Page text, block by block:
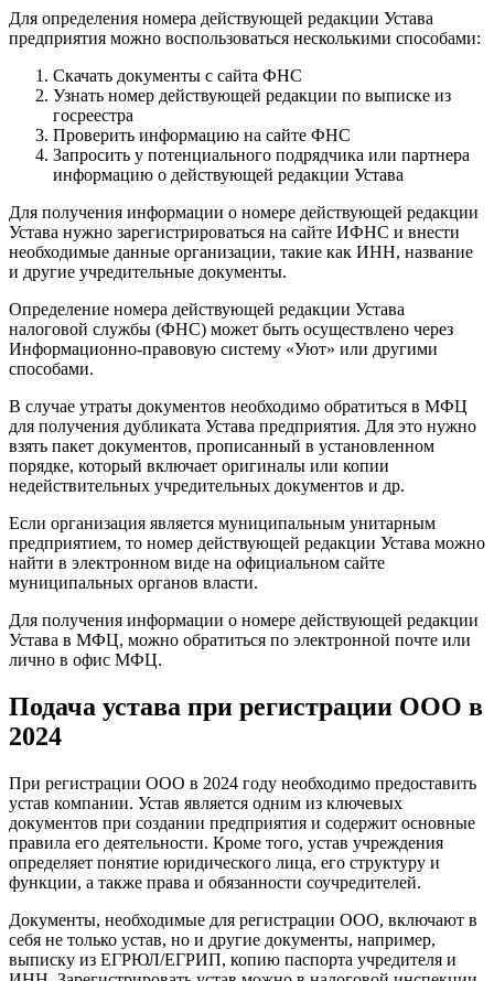
Для определения номера действующей редакции Устава
предприятия можно воспользоваться несколькими способами:
Скачать документы с сайта ФНС
Узнать номер действующей редакции по выписке из
госреестра
Проверить информацию на сайте ФНС
Запросить у потенциального подрядчика или партнера
информацию о действующей редакции Устава
Для получения информации о номере действующей редакции
Устава нужно зарегистрироваться на сайте ИФНС и внести
необходимые данные организации, такие как ИНН, название
и другие учредительные документы.
Определение номера действующей редакции Устава
налоговой службы (ФНС) может быть осуществлено через
Информационно-правовую систему «Уют» или другими
способами.
В случае утраты документов необходимо обратиться в МФЦ
для получения дубликата Устава предприятия. Для это нужно
взять пакет документов, прописанный в установленном
порядке, который включает оригиналы или копии
недействительных учредительных документов и др.
Если организация является муниципальным унитарным
предприятием, то номер действующей редакции Устава можно
найти в электронном виде на официальном сайте
муниципальных органов власти.
Для получения информации о номере действующей редакции
Устава в МФЦ, можно обратиться по электронной почте или
лично в офис МФЦ.
Подача устава при регистрации ООО в
2024
При регистрации ООО в 2024 году необходимо предоставить
устав компании. Устав является одним из ключевых
документов при создании предприятия и содержит основные
правила его деятельности. Кроме того, устав учреждения
определяет понятие юридического лица, его структуру и
функции, а также права и обязанности соучредителей.
Документы, необходимые для регистрации ООО, включают в
себя не только устав, но и другие документы, например,
выписку из ЕГРЮЛ/ЕГРИП, копию паспорта учредителя и